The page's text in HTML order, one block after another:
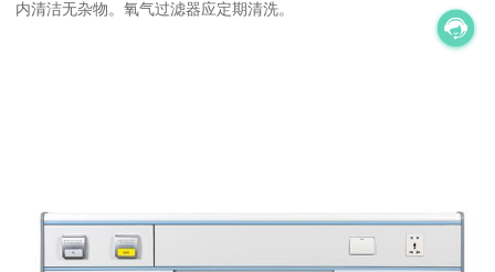
内清洁无杂物。氧气过滤器应定期清洗。